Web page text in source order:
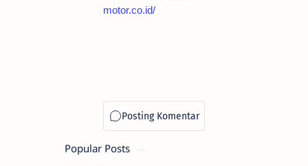
motor.co.id/
Popular Posts